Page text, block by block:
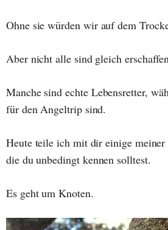
Ohne sie würden wir auf dem
Aber nicht alle sind gleich
Manche sind echte Lebensretter,
für den Angeltrip sind.
Heute teile ich mit dir einige meiner
die du unbedingt kennen solltest.
Es geht um Knoten.